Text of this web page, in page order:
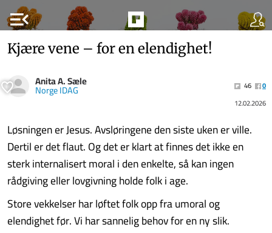
menu_open
Kjære vene – for en elendighet!
Anita A. Sæle
Norge IDAG 46
0
12.02.2026
Løsningen er Jesus. Avsløringene den siste uken er ville.
Dertil er det flaut. Og det er klart at finnes det ikke en
sterk internalisert moral i den enkelte, så kan ingen
rådgiving eller lovgivning holde folk i age.
Store vekkelser har løftet folk opp fra umoral og
elendighet før. Vi har sannelig behov for en ny slik.